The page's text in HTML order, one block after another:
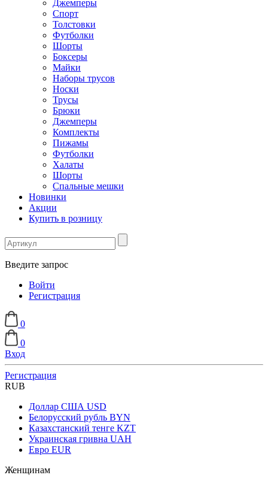
Джемперы
Спорт
Толстовки
Футболки
Шорты
Боксеры
Майки
Наборы трусов
Носки
Трусы
Брюки
Джемперы
Комплекты
Пижамы
Футболки
Халаты
Шорты
Спальные мешки
Новинки
Акции
Купить в розницу
Введите запрос
Войти
Регистрация
0
0
Вход
Регистрация
RUB
Доллар США USD
Белорусский рубль BYN
Казахстанский тенге KZT
Украинская гривна UAH
Евро EUR
Женщинам